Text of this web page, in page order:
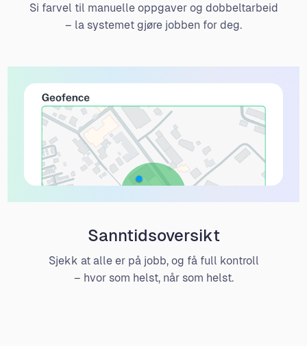
Si farvel til manuelle oppgaver og dobbeltarbeid
– la systemet gjøre jobben for deg.
Sanntidsoversikt
Sjekk at alle er på jobb, og få full kontroll
– hvor som helst, når som helst.